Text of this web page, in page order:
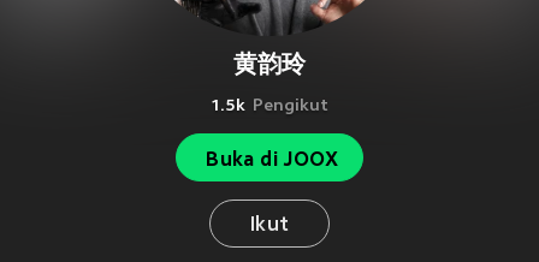
黄韵玲
1.5k Pengikut
Buka di JOOX
Ikut